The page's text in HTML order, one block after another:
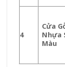
4
Cửa
Nhựa
Màu